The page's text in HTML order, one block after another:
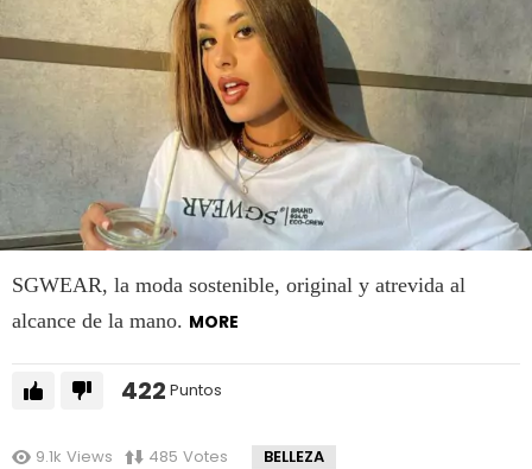
SGWEAR, la moda sostenible, original y atrevida al
alcance de la mano. MORE
422 Puntos
9.1k Views 485 Votes BELLEZA